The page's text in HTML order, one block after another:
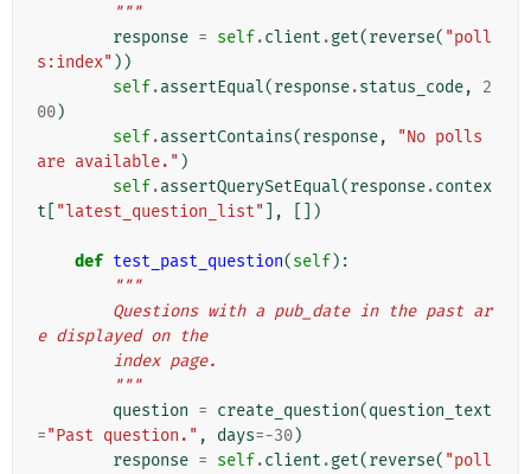
        """
response = self.client .get(reverse( "poll
s:index" ))
self.assertEqual(response.status_code,
2
00)
self.assertContains(response,
"No polls
are available." )
self.assertQuerySetEqual(response.contex
t
"latest_question_list" ], [])
def test_past_question(self):
"""
e displayed on the
        index page.
        """
question = create_question(question_text
="Past question." , days=-30)
response = self.client .get(reverse( "poll